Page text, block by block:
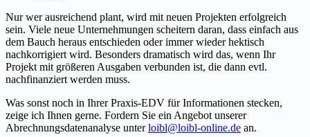
Nur wer ausreichend plant, wird mit neuen Projekten erfolgreich
sein. Viele neue Unternehmungen scheitern daran, dass einfach aus
dem Bauch heraus entschieden oder immer wieder hektisch
nachkorrigiert wird. Besonders dramatisch wird das, wenn Ihr
Projekt mit größeren Ausgaben verbunden ist, die dann evtl.
nachfinanziert werden muss.
Was sonst noch in Ihrer Praxis-EDV für Informationen stecken,
zeige ich Ihnen gerne. Fordern Sie ein Angebot unserer
Abrechnungsdatenanalyse unterloibl@loibl-online.de an.